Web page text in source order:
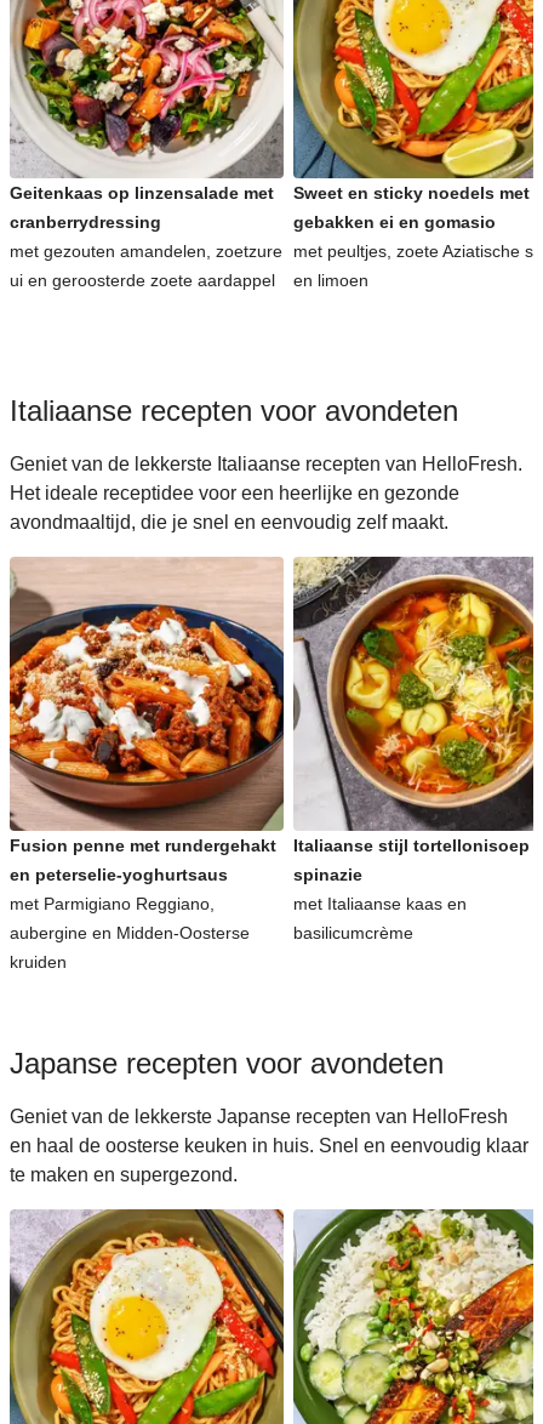
Geitenkaas op linzensalade met
cranberrydressing
met gezouten amandelen, zoetzure
ui en geroosterde zoete aardappel
Sweet en sticky noedels met
gebakken ei en gomasio
met peultjes, zoete Aziatische
en limoen
Italiaanse recepten voor avondeten
Geniet van de lekkerste Italiaanse recepten van HelloFresh.
Het ideale receptidee voor een heerlijke en gezonde
avondmaaltijd, die je snel en eenvoudig zelf maakt.
Fusion penne met rundergehakt
en peterselie-yoghurtsaus
met Parmigiano Reggiano,
aubergine en Midden-Oosterse
kruiden
Italiaanse stijl tortellonisoep
spinazie
met Italiaanse kaas en
basilicumcrème
Japanse recepten voor avondeten
Geniet van de lekkerste Japanse recepten van HelloFresh
en haal de oosterse keuken in huis. Snel en eenvoudig klaar
te maken en supergezond.